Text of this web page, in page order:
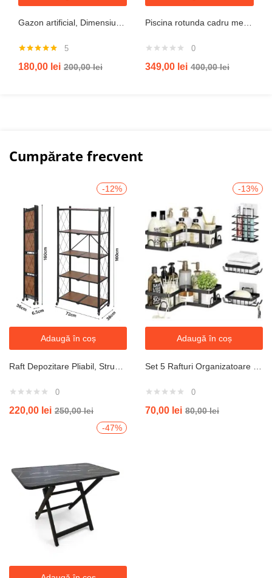
5.00din 5
5
180,00 lei 200,00lei
0
349,00 lei 400,00lei
Cumpărate frecvent
-12%
Adaugă în coș
0
220,00 lei 250,00lei
-13%
Adaugă în coș
0
70,00 lei 80,00lei
-47%